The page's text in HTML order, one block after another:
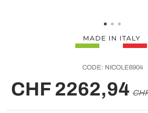
CODE: NICOLE6904
CHF 2262,94